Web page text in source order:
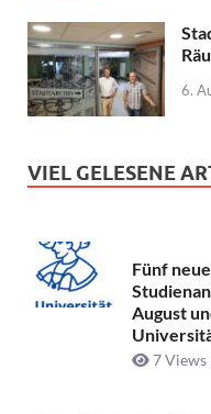
6.
VIEL GELESENE
Fünf
August
7 Views